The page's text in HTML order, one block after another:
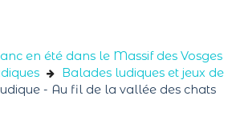
en été dans le Massif des Vosges
Balades ludiques et jeux de
- Au fil de la vallée des chats